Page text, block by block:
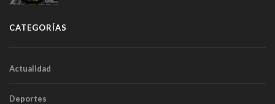
CATEGORÍAS
Actualidad
Deportes